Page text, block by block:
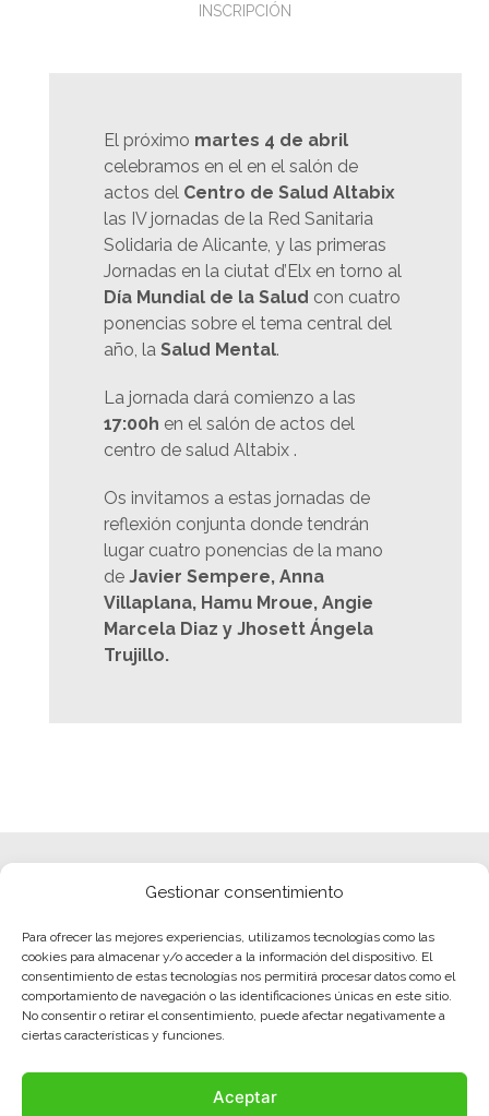
Gestionar consentimiento
Para ofrecer las mejores experiencias, utilizamos tecnologías como las
cookies para almacenar y/o acceder a la información del dispositivo. El
consentimiento de estas tecnologías nos permitirá procesar datos como el
comportamiento de navegación o las identificaciones únicas en este sitio.
No consentir o retirar el consentimiento, puede afectar negativamente a
ciertas características y funciones.
Aceptar
INSCRIPCIÓN
El próximo martes 4 de abril
celebramos en el en el salón de
actos del Centro de Salud Altabix
las IV jornadas de la Red Sanitaria
Solidaria de Alicante, y las primeras
Jornadas en la ciutat d’Elx en torno al
Día Mundial de la Salud con cuatro
ponencias sobre el tema central del
año, la Salud Mental.
La jornada dará comienzo a las
17:00h en el salón de actos del
centro de salud Altabix .
Os invitamos a estas jornadas de
reflexión conjunta donde tendrán
lugar cuatro ponencias de la mano
de Javier Sempere, Anna
Villaplana, Hamu Mroue, Angie
Marcela Diaz y Jhosett Ángela
Trujillo.